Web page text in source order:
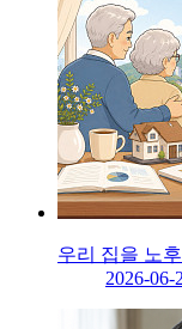
우리 집을 노
2026-06-